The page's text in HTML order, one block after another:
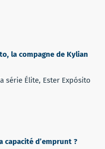
la compagne de Kylian
série Élite, Ester Expósito
capacité d’emprunt ?